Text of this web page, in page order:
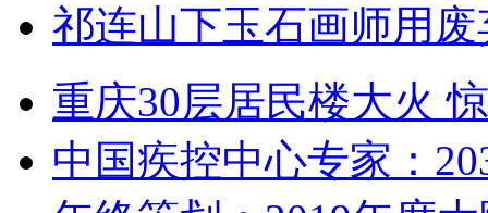
祁连山下玉石画师用
重庆30层居民楼大火
中国疾控中心专家：